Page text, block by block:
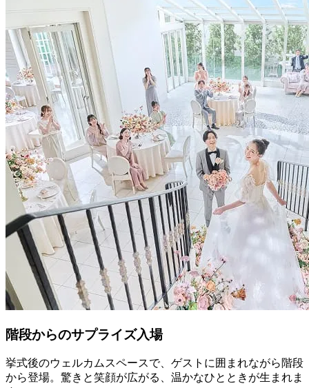
階段からのサプライズ入場
挙式後のウェルカムスペースで、ゲストに囲まれながら階段
から登場。驚きと笑顔が広がる、温かなひとときが生まれま